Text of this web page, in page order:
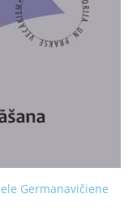
Germanavičiene